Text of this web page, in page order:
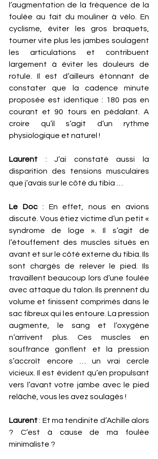
l’augmentation de la fréquence de la
foulée au fait du mouliner à vélo. En
cyclisme, éviter les gros braquets,
tourner vite plus les jambes soulagent
les articulations et contribuent
largement à éviter les douleurs de
rotule. Il est d’ailleurs étonnant de
constater que la cadence minute
proposée est identique : 180 pas en
courant et 90 tours en pédalant. A
croire qu’il s’agit d’un rythme
physiologique et naturel !
Laurent : J’ai constaté aussi la
disparition des tensions musculaires
que j’avais sur le côté du tibia …
Le Doc : En effet, nous en avions
discuté. Vous étiez victime d’un petit «
syndrome de loge ». Il s’agit de
l’étouffement des muscles situés en
avant et sur le côté externe du tibia. Ils
sont chargés de relever le pied. Ils
travaillent beaucoup lors d’une foulée
avec attaque du talon. Ils prennent du
volume et finissent comprimés dans le
sac fibreux qui les entoure. La pression
augmente, le sang et l’oxygène
n’arrivent plus. Ces muscles en
souffrance gonflent et la pression
s’accroît encore … un vrai cercle
vicieux. Il est évident qu’en propulsant
vers l’avant votre jambe avec le pied
relâché, vous les avez soulagés !
Laurent : Et ma tendinite d’Achille alors
? C’est à cause de ma foulée
minimaliste ?